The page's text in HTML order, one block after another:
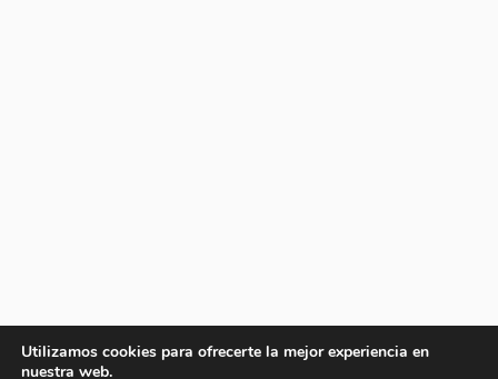
Utilizamos cookies para ofrecerte la mejor experiencia en
nuestra web.